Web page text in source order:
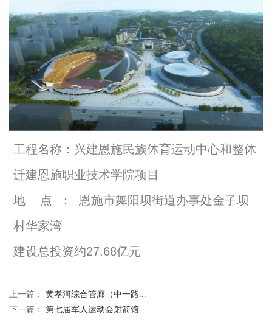
工程名称：兴建恩施民族体育运动中心和整体
迁建恩施职业技术学院项目
地 点 ： 恩施市舞阳坝街道办事处金子坝
村华家湾
建设总投资约27.68亿元
上一篇：黄孝河综合管廊（中一路...
下一篇：第七届军人运动会射箭馆...